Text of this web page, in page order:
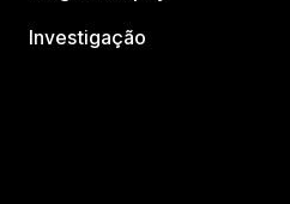
Investigação